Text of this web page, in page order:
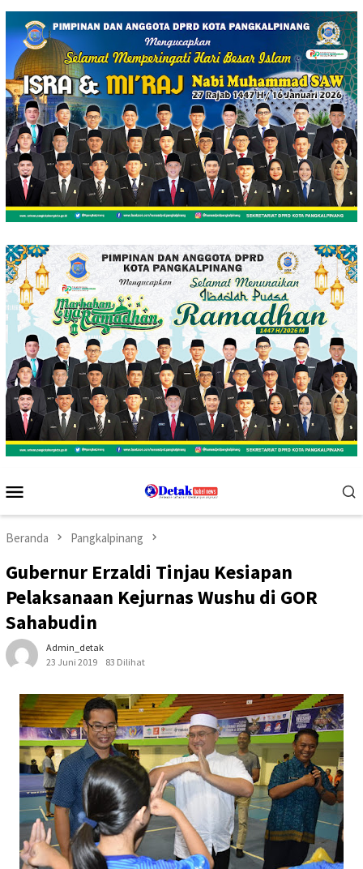
Loncat
konten
Mobile
Beranda Pangkalpinang
Gubernur Erzaldi Tinjau Kesiapan
Pelaksanaan Kejurnas Wushu di GOR
Sahabudin
Admin_detak
23 Juni 2019
83 Dilihat